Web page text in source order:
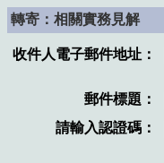
轉寄：相關實務見解
收件人電子郵件地址：
郵件標題：
請輸入認證碼：